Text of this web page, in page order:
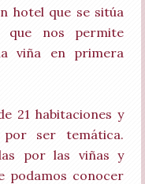
hotel que se sitúa
que nos permite
viña en primera
21 habitaciones y
ser temática.
por las viñas y
podamos conocer